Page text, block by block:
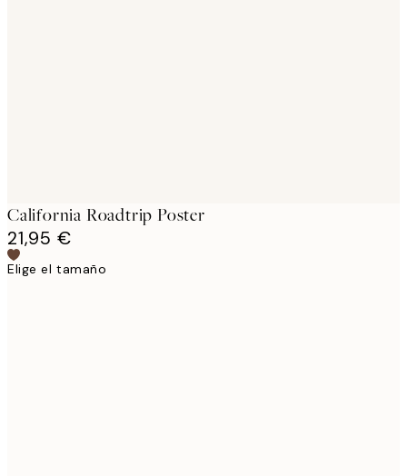
California Roadtrip Poster
21,95 €
Elige el tamaño